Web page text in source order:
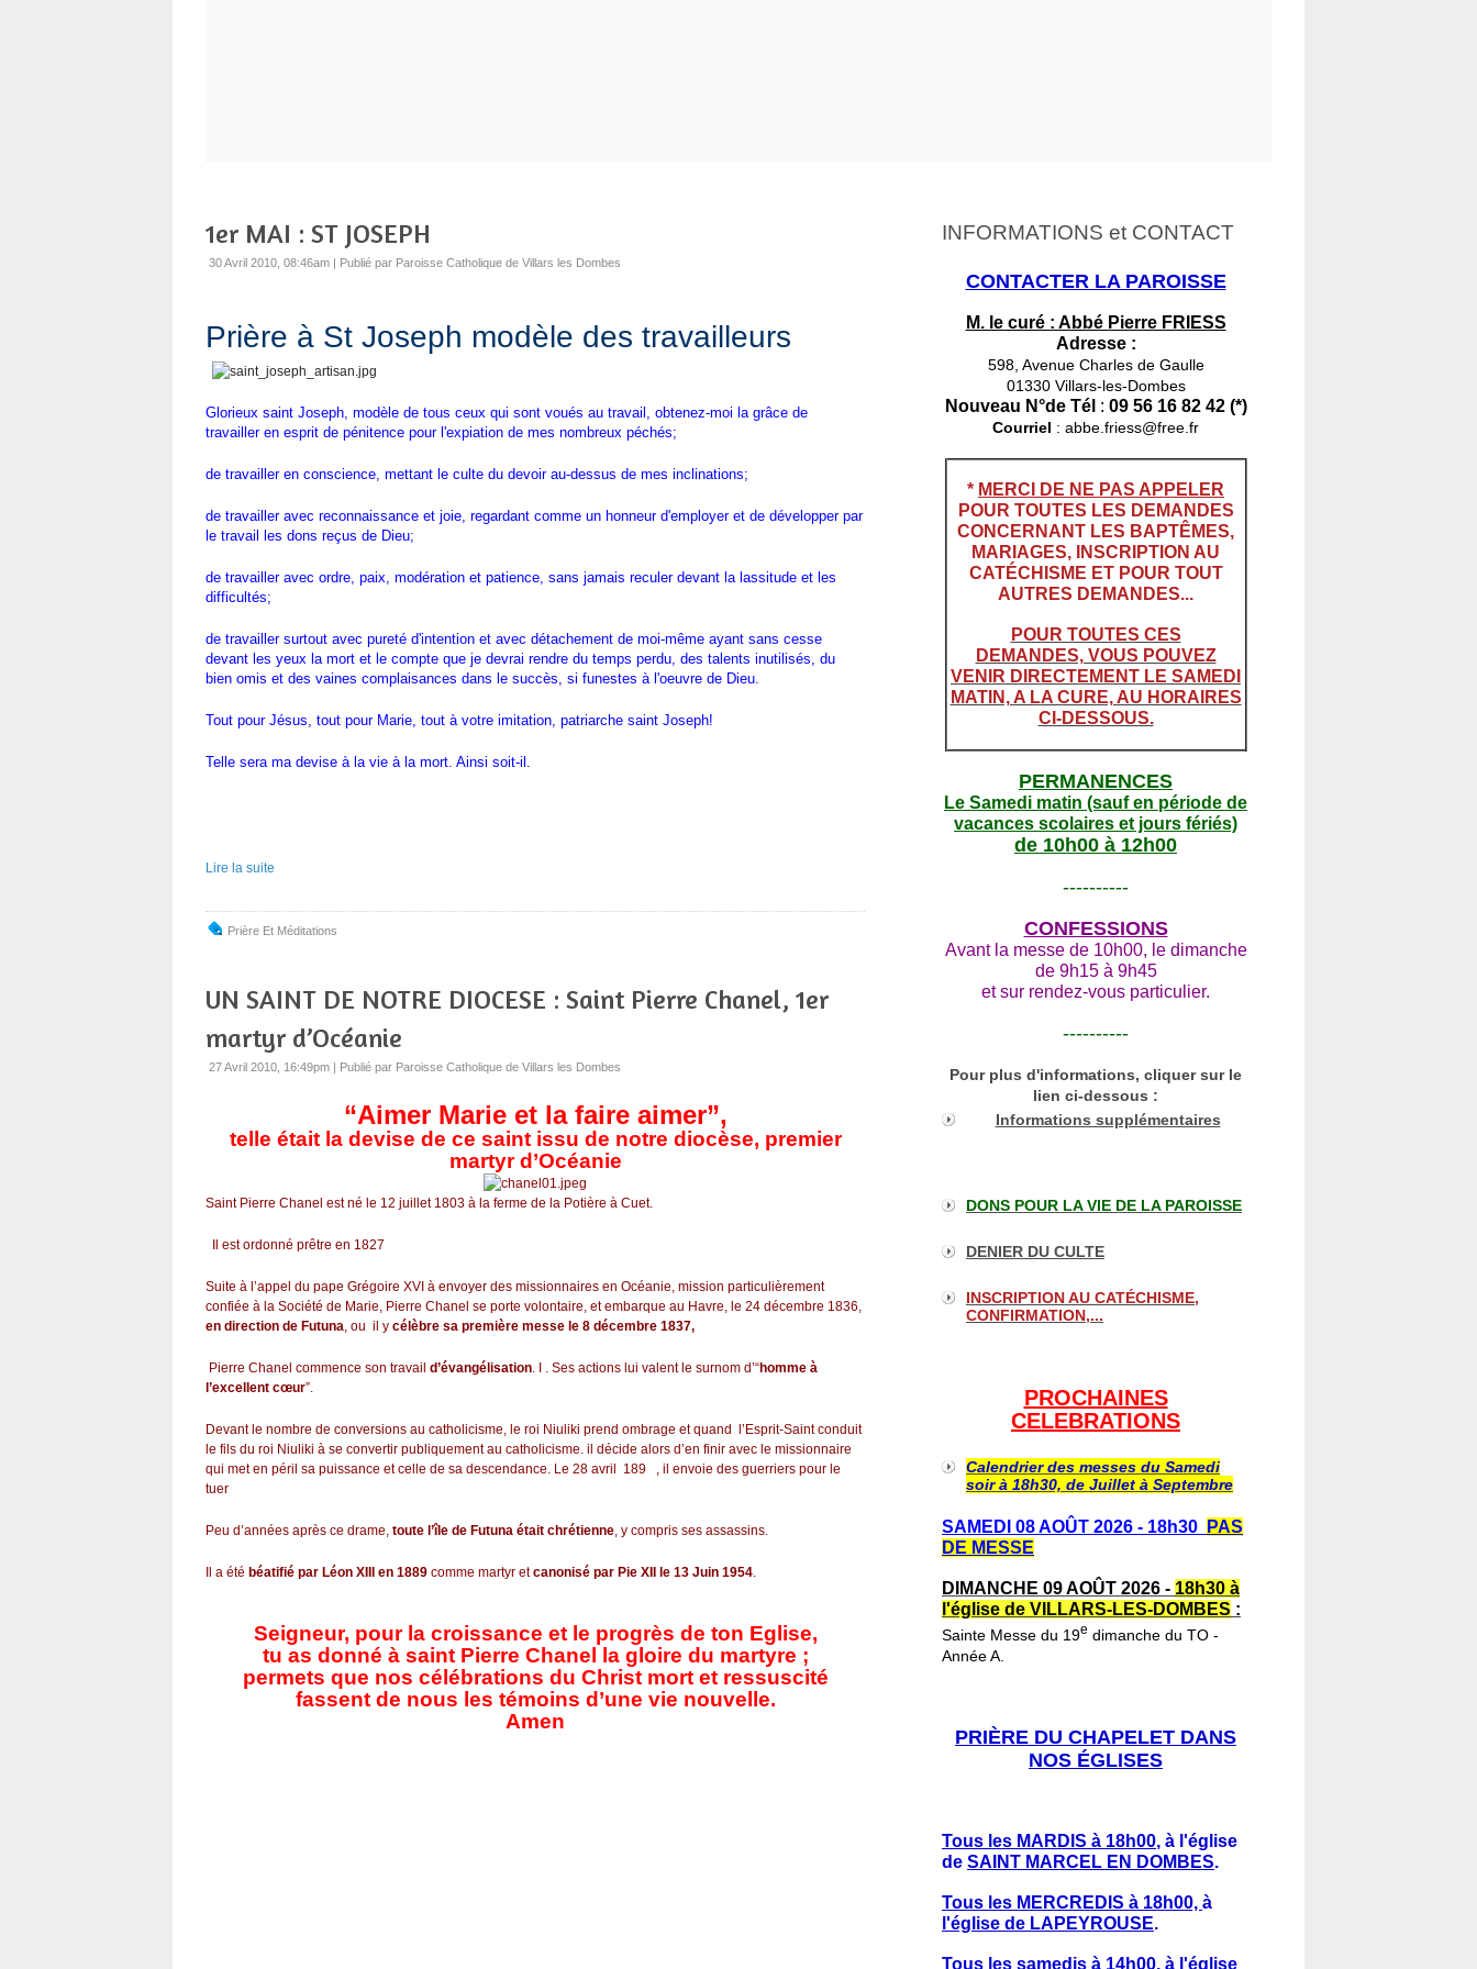
1er MAI : ST JOSEPH
30 Avril 2010, 08:46am | Publié par Paroisse Catholique de Villars les Dombes
Prière à St Joseph modèle des travailleurs
Glorieux saint Joseph, modèle de tous ceux qui sont voués au travail, obtenez-moi la grâce de
travailler en esprit de pénitence pour l'expiation de mes nombreux péchés;
de travailler en conscience, mettant le culte du devoir au-dessus de mes inclinations;
de travailler avec reconnaissance et joie, regardant comme un honneur d'employer et de développer par
le travail les dons reçus de Dieu;
de travailler avec ordre, paix, modération et patience, sans jamais reculer devant la lassitude et les
difficultés;
de travailler surtout avec pureté d'intention et avec détachement de moi-même ayant sans cesse
devant les yeux la mort et le compte que je devrai rendre du temps perdu, des talents inutilisés, du
bien omis et des vaines complaisances dans le succès, si funestes à l'oeuvre de Dieu.
Tout pour Jésus, tout pour Marie, tout à votre imitation, patriarche saint Joseph!
Telle sera ma devise à la vie à la mort. Ainsi soit-il.
Lire la suite
Prière Et Méditations
UN SAINT DE NOTRE DIOCESE : Saint Pierre Chanel, 1er
martyr d’Océanie
27 Avril 2010, 16:49pm | Publié par Paroisse Catholique de Villars les Dombes
“Aimer Marie et la faire aimer”,
telle était la devise de ce saint issu de notre diocèse, premier
martyr d’Océanie
Saint Pierre Chanel est né le 12 juillet 1803 à la ferme de la Potière à Cuet.
Il est ordonné prêtre en 1827
Suite à l’appel du pape Grégoire XVI à envoyer des missionnaires en Océanie, mission particulièrement
confiée à la Société de Marie, Pierre Chanel se porte volontaire, et embarque au Havre, le 24 décembre 1836,
en direction de Futuna, ou il y célèbre sa première messe le 8 décembre 1837,
Pierre Chanel commence son travail d’évangélisation. I . Ses actions lui valent le surnom d’“homme à
l’excellent cœur”.
Devant le nombre de conversions au catholicisme, le roi Niuliki prend ombrage et quand l’Esprit-Saint conduit
le fils du roi Niuliki à se convertir publiquement au catholicisme. il décide alors d’en finir avec le missionnaire
qui met en péril sa puissance et celle de sa descendance. Le 28 avril 189 , il envoie des guerriers pour le
tuer
Peu d’années après ce drame, toute l’île de Futuna était chrétienne, y compris ses assassins.
Il a été béatifié par Léon XIII en 1889 comme martyr etcanonisé par Pie XII le 13 Juin 1954.
Seigneur, pour la croissance et le progrès de ton Eglise,
tu as donné à saint Pierre Chanel la gloire du martyre ;
permets que nos célébrations du Christ mort et ressuscité
fassent de nous les témoins d’une vie nouvelle.
Amen
INFORMATIONS et CONTACT
CONTACTER LA PAROISSE
M. le curé : Abbé Pierre FRIESS
Adresse :
598, Avenue Charles de Gaulle
01330 Villars-les-Dombes
Nouveau N°de Tél : 09 56 16 82 42 (*)
Courriel : abbe.friess@free.fr
* MERCI DE NE PAS APPELER
POUR TOUTES LES DEMANDES
CONCERNANT LES BAPTÊMES,
MARIAGES, INSCRIPTION AU
CATÉCHISME ET POUR TOUT
AUTRES DEMANDES...
POUR TOUTES CES
DEMANDES, VOUS POUVEZ
VENIR DIRECTEMENT LE SAMEDI
MATIN, A LA CURE, AU HORAIRES
CI-DESSOUS.
PERMANENCES
Le Samedi matin (sauf en période de
vacances scolaires et jours fériés)
de 10h00 à 12h00
----------
CONFESSIONS
Avant la messe de 10h00, le dimanche
de 9h15 à 9h45
et sur rendez-vous particulier.
----------
Pour plus d'informations, cliquer sur le
lien ci-dessous :
Informations supplémentaires
DONS POUR LA VIE DE LA PAROISSE
DENIER DU CULTE
INSCRIPTION AU CATÉCHISME,
CONFIRMATION,...
PROCHAINES
CELEBRATIONS
Calendrier des messes du Samedi
soir à 18h30, de Juillet à Septembre
SAMEDI 08 AOÛT 2026 - 18h30
PAS
DE MESSE
DIMANCHE 09 AOÛT 2026 - 18h30 à
l'église de VILLARS-LES-DOMBES :
Sainte Messe du 19e dimanche du TO -
Année A.
PRIÈRE DU CHAPELET DANS
NOS ÉGLISES
Tous les MARDIS à 18h00, à l'église
de SAINT MARCEL EN DOMBES.
Tous les MERCREDIS à 18h00, à
l'église de LAPEYROUSE.
Tous les samedis à 14h00, à l'église